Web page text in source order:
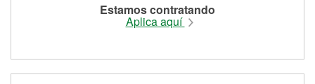
Estamos contratando
Aplica aquí